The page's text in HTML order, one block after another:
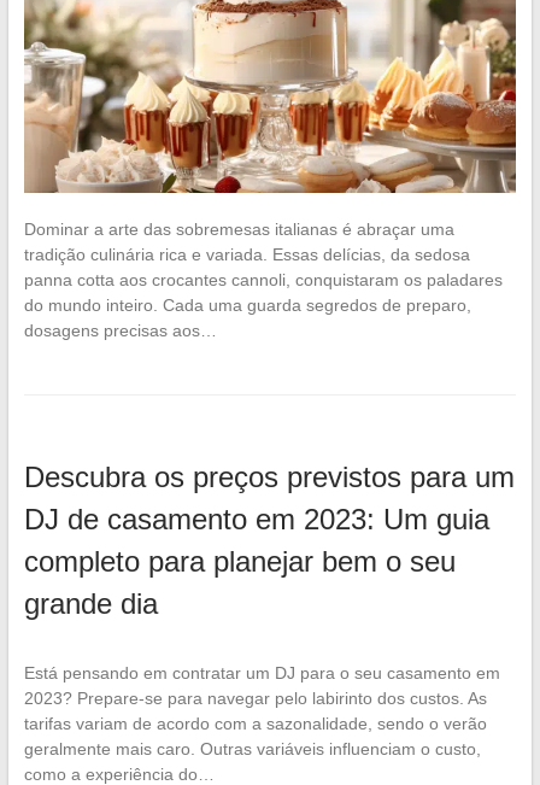
Dominar a arte das sobremesas italianas é abraçar uma
tradição culinária rica e variada. Essas delícias, da sedosa
panna cotta aos crocantes cannoli, conquistaram os paladares
do mundo inteiro. Cada uma guarda segredos de preparo,
dosagens precisas aos…
Descubra os preços previstos para um
DJ de casamento em 2023: Um guia
completo para planejar bem o seu
grande dia
Está pensando em contratar um DJ para o seu casamento em
2023? Prepare-se para navegar pelo labirinto dos custos. As
tarifas variam de acordo com a sazonalidade, sendo o verão
geralmente mais caro. Outras variáveis influenciam o custo,
como a experiência do…